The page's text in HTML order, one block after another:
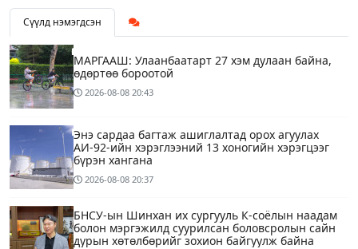
Сүүлд нэмэгдсэн
МАРГААШ: Улаанбаатарт 27 хэм дулаан байна,
өдөртөө бороотой
2026-08-08 20:43
Энэ сардаа багтаж ашиглалтад орох агуулах
АИ-92-ийн хэрэглээний 13 хоногийн хэрэгцээг
бүрэн хангана
2026-08-08 20:37
БНСУ-ын Шинхан их сургууль К-соёлын наадам
болон мэргэжилд суурилсан боловсролын сайн
дурын хөтөлбөрийг зохион байгуулж байна